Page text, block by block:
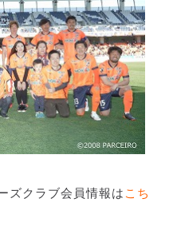
ズクラブ会員情報は こち